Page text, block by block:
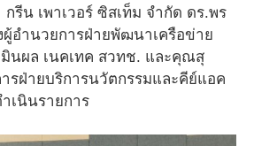
รีน เพาเวอร์ ซิสเท็ม จํากัด ดร.พร
อำนวยการฝ่ายพัฒนาเครือข่าย
มินผล เนคเทค สวทช. และคุณสุ
รฝ่ายบริการนวัตกรรมและคีย์แอค
เนินรายการ